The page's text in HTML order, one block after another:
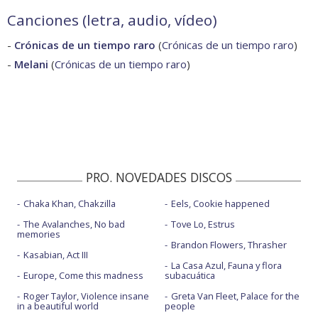
Canciones (letra, audio, vídeo)
- Crónicas de un tiempo raro (Crónicas de un tiempo raro)
- Melani (Crónicas de un tiempo raro)
PRO. NOVEDADES DISCOS
Chaka Khan, Chakzilla
The Avalanches, No bad
memories
Kasabian, Act III
Europe, Come this madness
Roger Taylor, Violence insane
in a beautiful world
Eels, Cookie happened
Tove Lo, Estrus
Brandon Flowers, Thrasher
La Casa Azul, Fauna y flora
subacuática
Greta Van Fleet, Palace for the
people